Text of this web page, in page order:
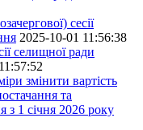
сесії
2025-10-01 11:56:38
селищної ради
змінити вартість
та
з 1 січня 2026 року